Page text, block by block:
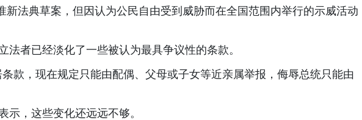
新法典草案，但因认为公民自由受到威胁而在全国范围内举行的示威活动
法者已经淡化了一些被认为最具争议性的条款。
款，现在规定只能由配偶、父母或子女等近亲属举报，侮辱总统只能由
示，这些变化还远远不够。